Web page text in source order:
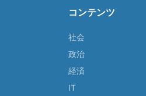
コンテンツ
社会
政治
経済
IT